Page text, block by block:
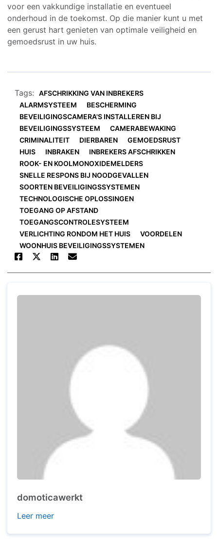
voor een vakkundige installatie en eventueel
onderhoud in de toekomst. Op die manier kunt u met
een gerust hart genieten van optimale veiligheid en
gemoedsrust in uw huis.
Tags:
AFSCHRIKKING VAN INBREKERS
ALARMSYSTEEM
BESCHERMING
BEVEILIGINGSCAMERA'S INSTALLEREN BIJ
BEVEILIGINGSSYSTEEM
CAMERABEWAKING
CRIMINALITEIT
DIERBAREN
GEMOEDSRUST
HUIS
INBRAKEN
INBREKERS AFSCHRIKKEN
ROOK- EN KOOLMONOXIDEMELDERS
SNELLE RESPONS BIJ NOODGEVALLEN
SOORTEN BEVEILIGINGSSYSTEMEN
TECHNOLOGISCHE OPLOSSINGEN
TOEGANG OP AFSTAND
TOEGANGSCONTROLESYSTEEM
VERLICHTING RONDOM HET HUIS
VOORDELEN
WOONHUIS BEVEILIGINGSSYSTEMEN
domoticawerkt
Leer meer